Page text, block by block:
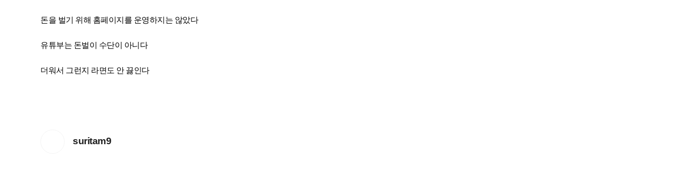
돈을 벌기 위해 홈페이지를 운영하지는 않았다
유튜부는 돈벌이 수단이 아니다
더워서 그런지 라면도 안 끓인다
suritam9